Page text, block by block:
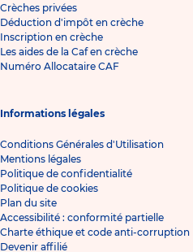
Crèches privées
Déduction d'impôt en crèche
Inscription en crèche
Les aides de la Caf en crèche
Numéro Allocataire CAF
Informations légales
Conditions Générales d'Utilisation
Mentions légales
Politique de confidentialité
Politique de cookies
Plan du site
Accessibilité : conformité partielle
Charte éthique et code anti-corruption
Devenir affilié